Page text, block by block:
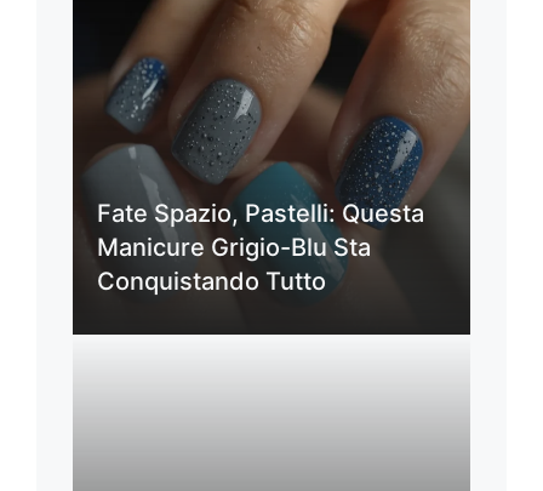
Fate Spazio, Pastelli: Questa
Manicure Grigio-Blu Sta
Conquistando Tutto